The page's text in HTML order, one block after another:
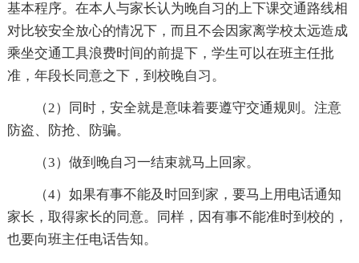
基本程序。在本人与家长认为晚自习的上下课交通路线相
对比较安全放心的情况下，而且不会因家离学校太远造成
乘坐交通工具浪费时间的前提下，学生可以在班主任批
准，年段长同意之下，到校晚自习。
（2）同时，安全就是意味着要遵守交通规则。注意
防盗、防抢、防骗。
（3）做到晚自习一结束就马上回家。
（4）如果有事不能及时回到家，要马上用电话通知
家长，取得家长的同意。同样，因有事不能准时到校的，
也要向班主任电话告知。